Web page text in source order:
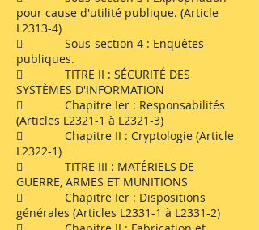
pour cause d'utilité publique. (Article
L2313-4)
 Sous-section 4 : Enquêtes
publiques.
 TITRE II : SÉCURITÉ DES
SYSTÈMES D'INFORMATION
 Chapitre Ier : Responsabilités
(Articles L2321-1 à L2321-3)
 Chapitre II : Cryptologie (Article
L2322-1)
 TITRE III : MATÉRIELS DE
GUERRE, ARMES ET MUNITIONS
 Chapitre Ier : Dispositions
générales (Articles L2331-1 à L2331-2)